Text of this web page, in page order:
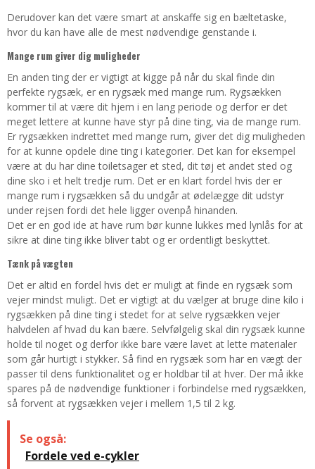
Derudover kan det være smart at anskaffe sig en bæltetaske,
hvor du kan have alle de mest nødvendige genstande i.
Mange rum giver dig muligheder
En anden ting der er vigtigt at kigge på når du skal finde din
perfekte rygsæk, er en rygsæk med mange rum. Rygsækken
kommer til at være dit hjem i en lang periode og derfor er det
meget lettere at kunne have styr på dine ting, via de mange rum.
Er rygsækken indrettet med mange rum, giver det dig muligheden
for at kunne opdele dine ting i kategorier. Det kan for eksempel
være at du har dine toiletsager et sted, dit tøj et andet sted og
dine sko i et helt tredje rum. Det er en klart fordel hvis der er
mange rum i rygsækken så du undgår at ødelægge dit udstyr
under rejsen fordi det hele ligger ovenpå hinanden.
Det er en god ide at have rum bør kunne lukkes med lynlås for at
sikre at dine ting ikke bliver tabt og er ordentligt beskyttet.
Tænk på vægten
Det er altid en fordel hvis det er muligt at finde en rygsæk som
vejer mindst muligt. Det er vigtigt at du vælger at bruge dine kilo i
rygsækken på dine ting i stedet for at selve rygsækken vejer
halvdelen af hvad du kan bære. Selvfølgelig skal din rygsæk kunne
holde til noget og derfor ikke bare være lavet at lette materialer
som går hurtigt i stykker. Så find en rygsæk som har en vægt der
passer til dens funktionalitet og er holdbar til at hver. Der må ikke
spares på de nødvendige funktioner i forbindelse med rygsækken,
så forvent at rygsækken vejer i mellem 1,5 til 2 kg.
Se også:
Fordele ved e-cykler